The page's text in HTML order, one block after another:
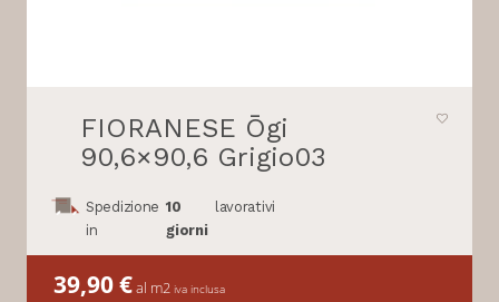
FIORANESE Ōgi
90,6×90,6 Grigio03
Spedizione
in
10
giorni
lavorativi
39,90€al m2 iva inclusa